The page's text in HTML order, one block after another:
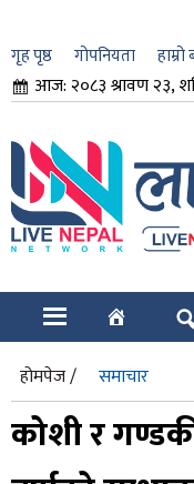
गृह पृष्ठ गोपनियता हाम्रो
आज: २०८३ श्रावण २३,
होमपेज / समाचार
कोशी र